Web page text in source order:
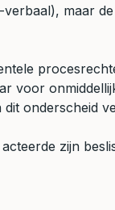
maar
voor
onderscheid
zijn